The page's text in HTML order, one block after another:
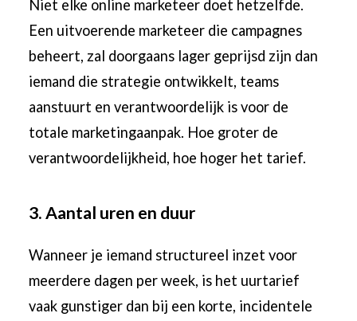
Niet elke online marketeer doet hetzelfde.
Een uitvoerende marketeer die campagnes
beheert, zal doorgaans lager geprijsd zijn dan
iemand die strategie ontwikkelt, teams
aanstuurt en verantwoordelijk is voor de
totale marketingaanpak. Hoe groter de
verantwoordelijkheid, hoe hoger het tarief.
3. Aantal uren en duur
Wanneer je iemand structureel inzet voor
meerdere dagen per week, is het uurtarief
vaak gunstiger dan bij een korte, incidentele